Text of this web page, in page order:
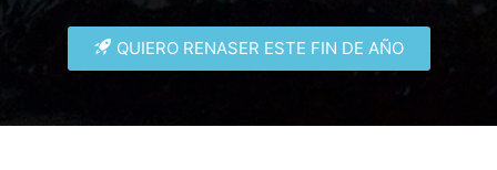
QUIERO RENASER ESTE FIN DE AÑO